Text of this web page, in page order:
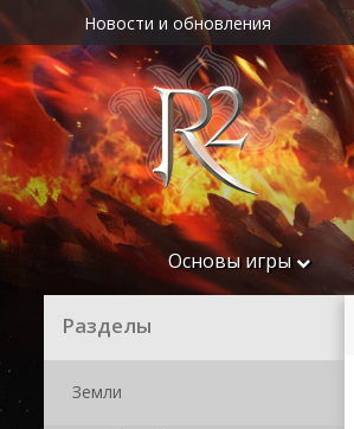
Новости и обновления
Основы игры
Разделы
Земли